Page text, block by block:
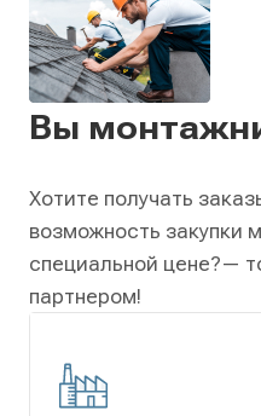
Вы
Хотите получать
возможность закупки
специальной цене?—
партнером!